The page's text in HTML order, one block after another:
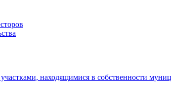
находящимися в собственности